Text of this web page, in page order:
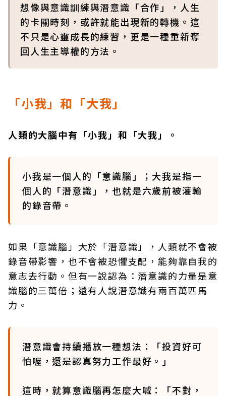
想像與意識訓練與潛意識「合作」，人生
的卡關時刻，或許就能出現新的轉機。這
不只是心靈成長的練習，更是一種重新奪
回人生主導權的方法。
「小我」和「大我」
人類的大腦中有「小我」和「大我」。
小我是一個人的「意識腦」；大我是指一
個人的「潛意識」，也就是六歲前被灌輸
的錄音帶。
如果「意識腦」大於「潛意識」，人類就不會被
錄音帶影響，也不會被恐懼支配，能夠靠自我的
意志去行動。但有一說認為：潛意識的力量是意
識腦的三萬倍；還有人說潛意識有兩百萬匹馬
力。
潛意識會持續播放一種想法：「投資好可
怕喔，還是認真努力工作最好。」
這時，就算意識腦再怎麼大喊：「不對，